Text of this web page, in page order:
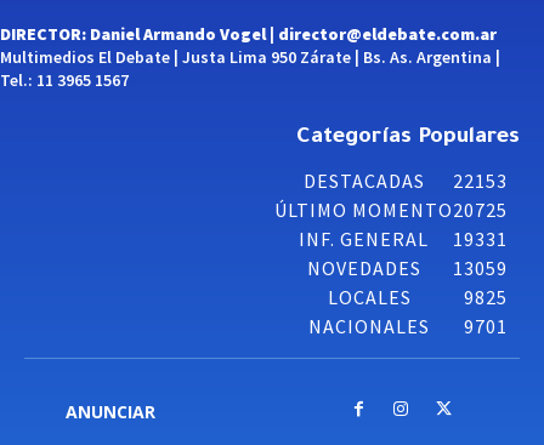
DIRECTOR: Daniel Armando Vogel | director@eldebate.com.ar
Multimedios El Debate | Justa Lima 950 Zárate | Bs. As. Argentina |
Tel.: 11 3965 1567
Categorías Populares
DESTACADAS
22153
ÚLTIMO MOMENTO20725
INF. GENERAL
19331
NOVEDADES
13059
LOCALES
9825
NACIONALES
9701
ANUNCIAR